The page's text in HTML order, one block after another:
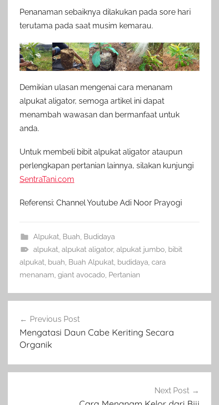
Penanaman sebaiknya dilakukan pada sore hari
terutama pada saat musim kemarau.
Demikian ulasan mengenai cara menanam
alpukat aligator, semoga artikel ini dapat
menambah wawasan dan bermanfaat untuk
anda.
Untuk membeli bibit alpukat aligator ataupun
perlengkapan pertanian lainnya, silakan kunjungi
SentraTani.com
Referensi: Channel Youtube Adi Noor Prayogi
Alpukat, Buah, Budidaya
alpukat, alpukat aligator, alpukat jumbo, bibit
alpukat, buah, Buah Alpukat, budidaya, cara
menanam, giant avocado, Pertanian
pos
Previous Post
Mengatasi Daun Cabe Keriting Secara
Organik
Next Post